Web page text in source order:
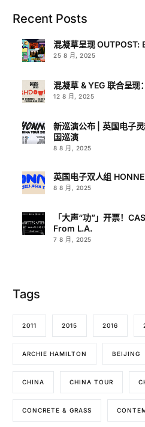
Recent Posts
混凝草呈现 OUTPOST:
25 8 月, 2025
混凝草 & YEG 联合呈现
12 8 月, 2025
新巡演公布 | 英国电子
国巡演
8 8 月, 2025
英国电子双人组
8 8 月, 2025
「大声“功”」开票！
From L.A.
7 8 月, 2025
Tags
2011 2015 2016
ARCHIE HAMILTON BEIJING
CHINA CHINA TOUR
CONCRETE & GRASS